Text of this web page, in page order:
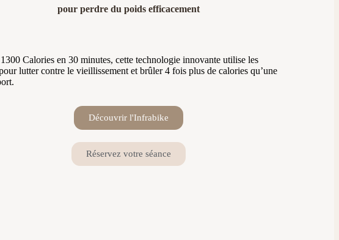
pour perdre du poids efficacement
Calories en 30 minutes, cette technologie innovante utilise les
lutter contre le vieillissement et brûler 4 fois plus de calories qu’une
Découvrir l'Infrabike
Réservez votre séance